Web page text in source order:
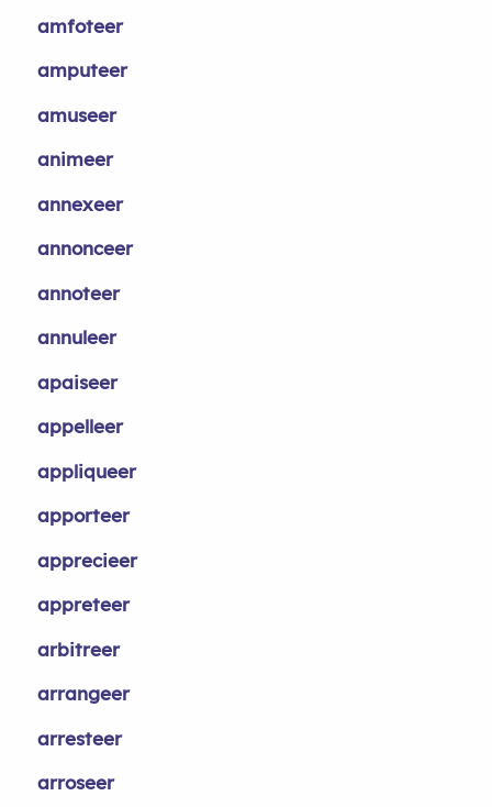
amfoteer
amputeer
amuseer
animeer
annexeer
annonceer
annoteer
annuleer
apaiseer
appelleer
appliqueer
apporteer
apprecieer
appreteer
arbitreer
arrangeer
arresteer
arroseer